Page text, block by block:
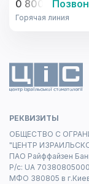
0 800 33-08-
Горячая линия
РЕКВИЗИТЫ
ОБЩЕСТВО С
"ЦЕНТР
ПАО Райффайзен
Р/с: UA
МФО 380805 в